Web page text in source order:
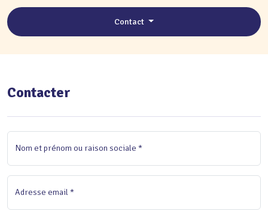
Contact
Contacter
Nom et prénom ou raison sociale *
Adresse email *